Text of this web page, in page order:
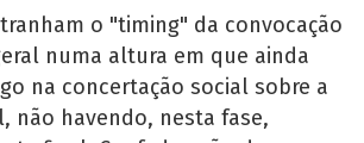
o "timing" da convocação
numa altura em que ainda
na concertação social sobre a
não havendo, nesta fase,